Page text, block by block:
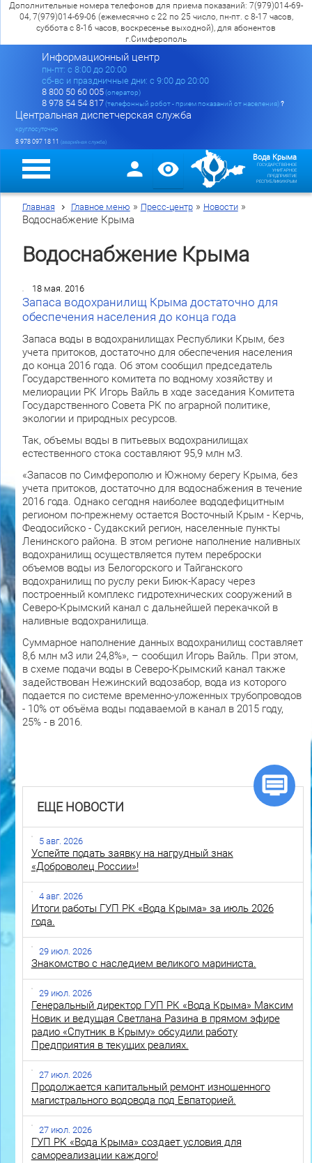
Дополнительные номера телефонов для приема показаний: 7(979)014-69-
04, 7(979)014-69-06 (ежемесячно с 22 по 25 число, пн-пт. с 8-17 часов,
суббота с 8-16 часов, воскресенье выходной), для абонентов
г.Симферополь
Информационный центр
пн-пт: c 8:00 до 20:00
сб-вс и праздничные дни: с 9:00 до 20:00
8 800 50 60 005(оператор)
8 978 54 54 817(телефонный робот - прием показаний от населения)?
Центральная диспетчерская служба
круглосуточно
8 978 097 18 11 (аварийная служба)
Вода Крыма
ГОСУДАРСТВЕННОЕ
УНИТАРНОЕ
ПРЕДПРИЯТИЕ
РЕСПУБЛИКИ КРЫМ
Главная Главное меню » Пресс-центр» Новости»
Водоснабжение Крыма
Водоснабжение Крыма
18 мая. 2016
Запаса водохранилищ Крыма достаточно для
обеспечения населения до конца года
Запаса воды в водохранилищах Республики Крым, без
учета притоков, достаточно для обеспечения населения
до конца 2016 года. Об этом сообщил председатель
Государственного комитета по водному хозяйству и
мелиорации РК Игорь Вайль в ходе заседания Комитета
Государственного Совета РК по аграрной политике,
экологии и природных ресурсов.
Так, объемы воды в питьевых водохранилищах
естественного стока составляют 95,9 млн м3.
«Запасов по Симферополю и Южному берегу Крыма, без
учета притоков, достаточно для водоснабжения в течение
2016 года. Однако сегодня наиболее вододефицитным
регионом по-прежнему остается Восточный Крым - Керчь,
Феодосийско - Судакский регион, населенные пункты
Ленинского района. В этом регионе наполнение наливных
водохранилищ осуществляется путем переброски
объемов воды из Белогорского и Тайганского
водохранилищ по руслу реки Биюк-Карасу через
построенный комплекс гидротехнических сооружений в
Северо-Крымский канал с дальнейшей перекачкой в
наливные водохранилища.
Суммарное наполнение данных водохранилищ составляет
8,6 млн м3 или 24,8%», – сообщил Игорь Вайль. При этом,
в схеме подачи воды в Северо-Крымский канал также
задействован Нежинский водозабор, вода из которого
подается по системе временно-уложенных трубопроводов
- 10% от объёма воды подаваемой в канал в 2015 году,
25% - в 2016.
ЕЩЕ НОВОСТИ
5 авг. 2026
Успейте подать заявку на нагрудный знак
«Доброволец России»!
4 авг. 2026
Итоги работы ГУП РК «Вода Крыма» за июль 2026
года.
29 июл. 2026
Знакомство с наследием великого мариниста.
29 июл. 2026
Генеральный директор ГУП РК «Вода Крыма» Максим
Новик и ведущая Светлана Разина в прямом эфире
радио «Спутник в Крыму» обсудили работу
Предприятия в текущих реалиях.
27 июл. 2026
Продолжается капитальный ремонт изношенного
магистрального водовода под Евпаторией.
27 июл. 2026
ГУП РК «Вода Крыма» создает условия для
самореализации каждого!